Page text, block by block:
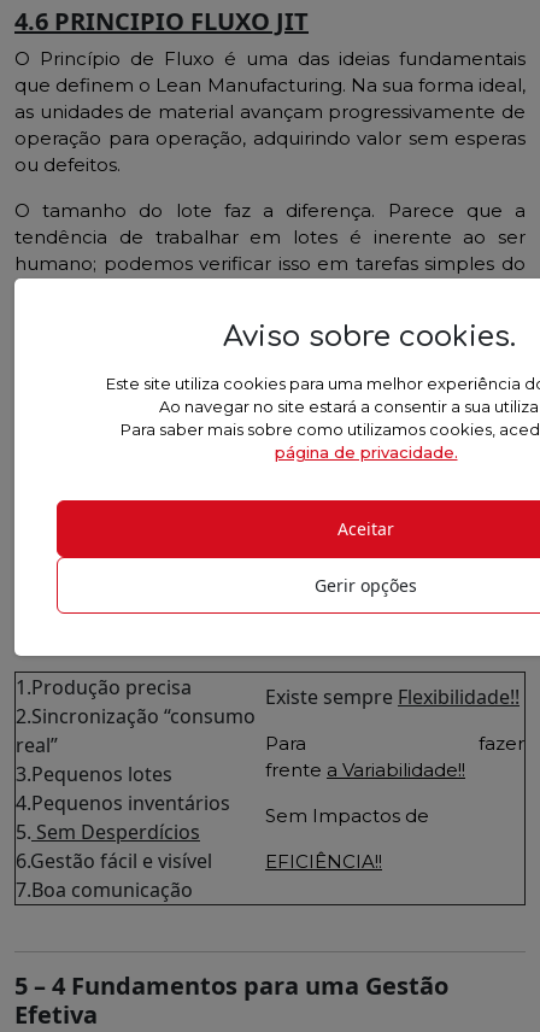
4.6 PRINCIPIO FLUXO JIT
O Princípio de Fluxo é uma das ideias fundamentais
que definem o Lean Manufacturing. Na sua forma ideal,
as unidades de material avançam progressivamente de
operação para operação, adquirindo valor sem esperas
ou defeitos.
O tamanho do lote faz a diferença. Parece que a
tendência de trabalhar em lotes é inerente ao ser
humano; podemos verificar isso em tarefas simples do
dia-a-dia.
1.Produção aproximada
2.Utilização Antecipada
4.Grandes inventários
6.Gestão sempre em urgência
Existe sempre
para qualquer
EFICIÊNCIA!!
1.Produção precisa
2.Sincronização “consumo
real”
3.Pequenos lotes
4.Pequenos inventários
5. Sem Desperdícios
6.Gestão fácil e visível
7.Boa comunicação
Existe sempre Flexibilidade!!
Para fazer
frente a Variabilidade!!
Sem Impactos de
EFICIÊNCIA!!
5 – 4 Fundamentos para uma Gestão
Efetiva
Aviso sobre cookies.
Este site utiliza cookies para uma melhor experiência
Ao navegar no site estará a consentir a sua
Para saber mais sobre como utilizamos cookies,
página de privacidade.
Aceitar
Gerir opções